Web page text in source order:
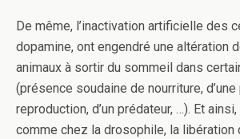
De même, l’inactivation artificielle des
dopamine, ont engendré une altération
animaux à sortir du sommeil dans
(présence soudaine de nourriture,
reproduction, d’un prédateur, …). Et
comme chez la drosophile, la libération